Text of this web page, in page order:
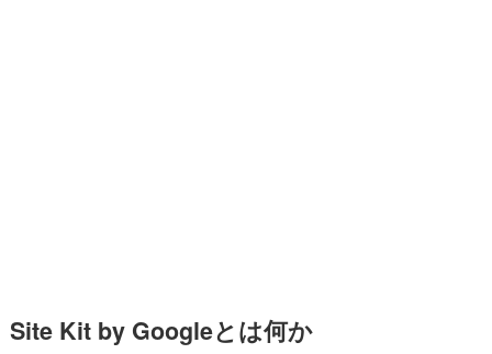
Site Kit by Googleとは何か